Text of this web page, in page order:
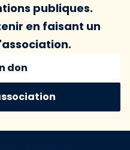
publiques.
en faisant un
don